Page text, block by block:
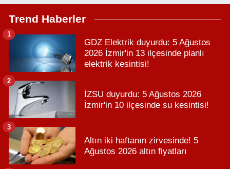
Trend Haberler
GDZ Elektrik duyurdu: 5 Ağustos
2026 İzmir'in 13 ilçesinde planlı
elektrik kesintisi!
1
İZSU duyurdu: 5 Ağustos 2026
İzmir'in 10 ilçesinde su kesintisi!
2
Altın iki haftanın zirvesinde! 5
Ağustos 2026 altın fiyatları
3